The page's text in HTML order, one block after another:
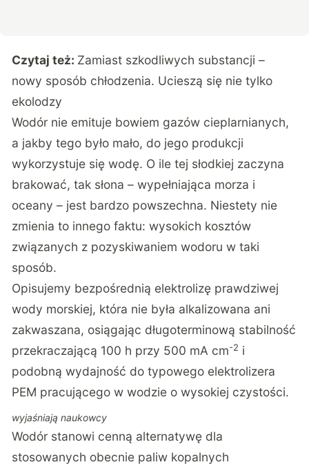
Czytaj też: Zamiast szkodliwych substancji –
nowy sposób chłodzenia. Ucieszą się nie tylko
ekolodzy
Wodór nie emituje bowiem gazów cieplarnianych,
a jakby tego było mało, do jego produkcji
wykorzystuje się wodę. O ile tej słodkiej zaczyna
brakować, tak słona – wypełniająca morza i
oceany – jest bardzo powszechna. Niestety nie
zmienia to innego faktu: wysokich kosztów
związanych z pozyskiwaniem wodoru w taki
sposób.
Opisujemy bezpośrednią elektrolizę prawdziwej
wody morskiej, która nie była alkalizowana ani
zakwaszana, osiągając długoterminową stabilność
przekraczającą 100 h przy 500 mA cm-2 i
podobną wydajność do typowego elektrolizera
PEM pracującego w wodzie o wysokiej czystości.
wyjaśniają naukowcy
Wodór stanowi cenną alternatywę dla
stosowanych obecnie paliw kopalnych